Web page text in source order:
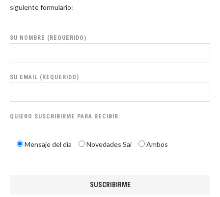
siguiente formulario:
SU NOMBRE (REQUERIDO)
SU EMAIL (REQUERIDO)
QUIERO SUSCRIBIRME PARA RECIBIR:
Mensaje del día Novedades Sai Ambos